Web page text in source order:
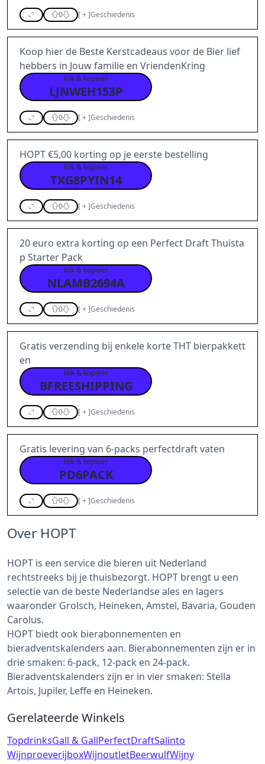
0 [+]Geschiedenis
Koop hier de Beste Kerstcadeaus voor de Bier lief
hebbers in Jouw familie en VriendenKring
klik & kopieer
LJNWEH153P
0 [+]Geschiedenis
HOPT €5,00 korting op je eerste bestelling
klik & kopieer
TXG8PYIN14
0 [+]Geschiedenis
20 euro extra korting op een Perfect Draft Thuista
p Starter Pack
klik & kopieer
NLAMB2694A
0 [+]Geschiedenis
Gratis verzending bij enkele korte THT bierpakkett
en
klik & kopieer
BFREESHIPPING
0 [+]Geschiedenis
Gratis levering van 6-packs perfectdraft vaten
klik & kopieer
PD6PACK
0 [+]Geschiedenis
Over HOPT
HOPT is een service die bieren uit Nederland
rechtstreeks bij je thuisbezorgt. HOPT brengt u een
selectie van de beste Nederlandse ales en lagers
waaronder Grolsch, Heineken, Amstel, Bavaria, Gouden
Carolus.
HOPT biedt ook bierabonnementen en
bieradventskalenders aan. Bierabonnementen zijn er in
drie smaken: 6-pack, 12-pack en 24-pack.
Bieradventskalenders zijn er in vier smaken: Stella
Artois, Jupiler, Leffe en Heineken.
Gerelateerde Winkels
TopdrinksGall & GallPerfectDraftSalinto
WijnproeverijboxWijnoutletBeerwulfWijny